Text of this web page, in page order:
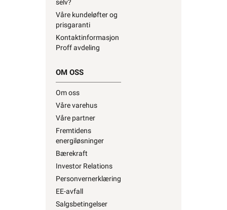
Kontaktinformasjon
Proff avdeling
OM OSS
Våre partner
Fremtidens
energiløsninger
Bærekraft
Investor Relations
Personvernerklæring
EE-avfall
Salgsbetingelser
Informasjonskapsler